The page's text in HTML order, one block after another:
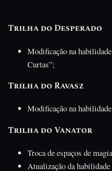
Trilha do Desperado
Modificação na
Curtas”;
Trilha do Ravasz
Modificação na
Trilha do Vanator
Troca de espaços de
Atualização da habilidade